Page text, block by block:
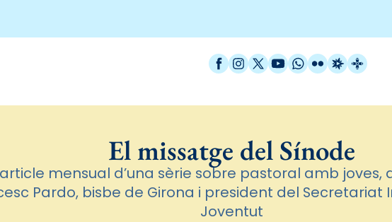
Facebook
Instagram
X / Twitter
YouTube
WhatsApp
FlickrRadio Estel
El missatge del Sínode
mensual d’una sèrie sobre pastoral amb joves,
Pardo, bisbe de Girona i president del Secretariat
Joventut